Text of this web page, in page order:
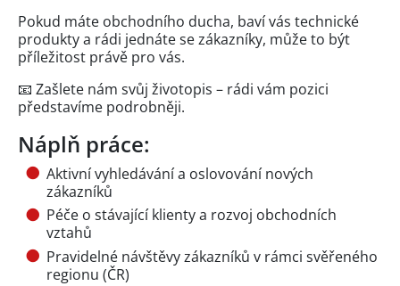
Pokud máte obchodního ducha, baví vás technické
produkty a rádi jednáte se zákazníky, může to být
příležitost právě pro vás.
📧 Zašlete nám svůj životopis – rádi vám pozici
představíme podrobněji.
Náplň práce:
Aktivní vyhledávání a oslovování nových
zákazníků
Péče o stávající klienty a rozvoj obchodních
vztahů
Pravidelné návštěvy zákazníků v rámci svěřeného
regionu (ČR)